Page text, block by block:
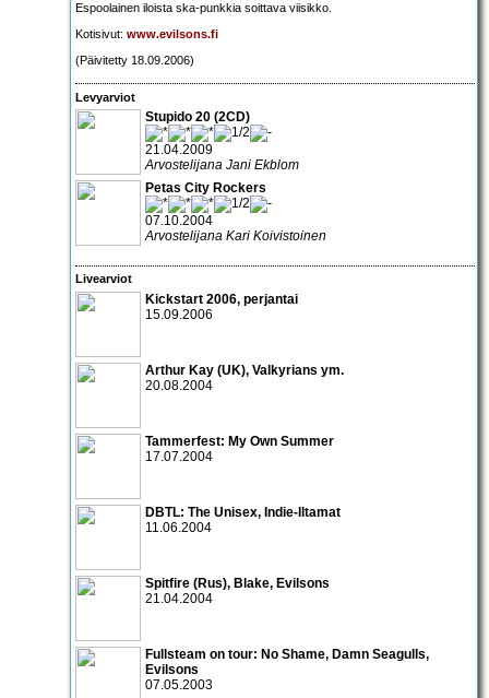
Espoolainen iloista ska-punkkia soittava viisikko.
Kotisivut: www.evilsons.fi
(Päivitetty 18.09.2006)
Levyarviot
Stupido 20 (2CD)
21.04.2009
Arvostelijana Jani Ekblom
Petas City Rockers
07.10.2004
Arvostelijana Kari Koivistoinen
Livearviot
Kickstart 2006, perjantai
15.09.2006
Arthur Kay (UK), Valkyrians ym.
20.08.2004
Tammerfest: My Own Summer
17.07.2004
DBTL: The Unisex, Indie-Iltamat
11.06.2004
Spitfire (Rus), Blake, Evilsons
21.04.2004
Fullsteam on tour: No Shame, Damn Seagulls,
Evilsons
07.05.2003